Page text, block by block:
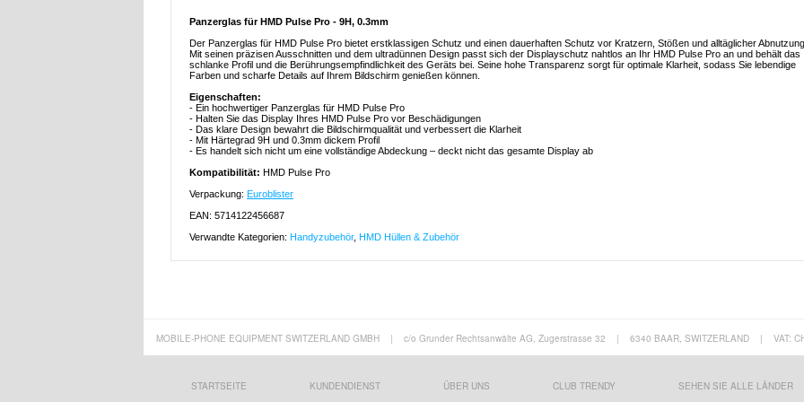
Panzerglas für HMD Pulse Pro - 9H, 0.3mm
Der Panzerglas für HMD Pulse Pro bietet erstklassigen Schutz und einen dauerhaften Schutz vor Kratzern, Stößen und alltäglicher Abnutzung.
Mit seinen präzisen Ausschnitten und dem ultradünnen Design passt sich der Displayschutz nahtlos an Ihr HMD Pulse Pro an und behält das
schlanke Profil und die Berührungsempfindlichkeit des Geräts bei. Seine hohe Transparenz sorgt für optimale Klarheit, sodass Sie lebendige
Farben und scharfe Details auf Ihrem Bildschirm genießen können.
Eigenschaften:
- Ein hochwertiger Panzerglas für HMD Pulse Pro
- Halten Sie das Display Ihres HMD Pulse Pro vor Beschädigungen
- Das klare Design bewahrt die Bildschirmqualität und verbessert die Klarheit
- Mit Härtegrad 9H und 0.3mm dickem Profil
- Es handelt sich nicht um eine vollständige Abdeckung – deckt nicht das gesamte Display ab
Kompatibilität: HMD Pulse Pro
Verpackung: Euroblister
EAN: 5714122456687
Verwandte Kategorien: Handyzubehör, HMD Hüllen & Zubehör
MOBILE-PHONE EQUIPMENT SWITZERLAND GMBH | c/o Grunder Rechtsanwälte AG, Zugerstrasse 32 | 6340 BAAR, SWITZERLAND | VAT:
STARTSEITE KUNDENDIENST ÜBER UNS CLUB TRENDY SEHEN SIE ALLE LÄNDER